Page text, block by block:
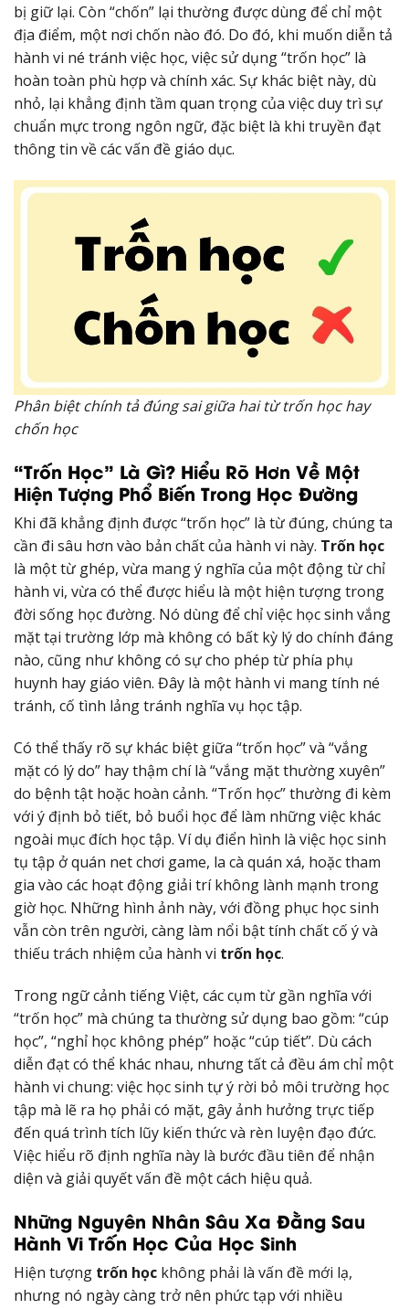
bị giữ lại. Còn “chốn” lại thường được dùng để chỉ một
địa điểm, một nơi chốn nào đó. Do đó, khi muốn diễn tả
hành vi né tránh việc học, việc sử dụng “trốn học” là
hoàn toàn phù hợp và chính xác. Sự khác biệt này, dù
nhỏ, lại khẳng định tầm quan trọng của việc duy trì sự
chuẩn mực trong ngôn ngữ, đặc biệt là khi truyền đạt
thông tin về các vấn đề giáo dục.
Phân biệt chính tả đúng sai giữa hai từ trốn học hay
chốn học
“Trốn Học” Là Gì? Hiểu Rõ Hơn Về Một
Hiện Tượng Phổ Biến Trong Học Đường
Khi đã khẳng định được “trốn học” là từ đúng, chúng ta
cần đi sâu hơn vào bản chất của hành vi này. Trốn học
là một từ ghép, vừa mang ý nghĩa của một động từ chỉ
hành vi, vừa có thể được hiểu là một hiện tượng trong
đời sống học đường. Nó dùng để chỉ việc học sinh vắng
mặt tại trường lớp mà không có bất kỳ lý do chính đáng
nào, cũng như không có sự cho phép từ phía phụ
huynh hay giáo viên. Đây là một hành vi mang tính né
tránh, cố tình lảng tránh nghĩa vụ học tập.
Có thể thấy rõ sự khác biệt giữa “trốn học” và “vắng
mặt có lý do” hay thậm chí là “vắng mặt thường xuyên”
do bệnh tật hoặc hoàn cảnh. “Trốn học” thường đi kèm
với ý định bỏ tiết, bỏ buổi học để làm những việc khác
ngoài mục đích học tập. Ví dụ điển hình là việc học sinh
tụ tập ở quán net chơi game, la cà quán xá, hoặc tham
gia vào các hoạt động giải trí không lành mạnh trong
giờ học. Những hình ảnh này, với đồng phục học sinh
vẫn còn trên người, càng làm nổi bật tính chất cố ý và
thiếu trách nhiệm của hành vi trốn học.
Trong ngữ cảnh tiếng Việt, các cụm từ gần nghĩa với
“trốn học” mà chúng ta thường sử dụng bao gồm: “cúp
học”, “nghỉ học không phép” hoặc “cúp tiết”. Dù cách
diễn đạt có thể khác nhau, nhưng tất cả đều ám chỉ một
hành vi chung: việc học sinh tự ý rời bỏ môi trường học
tập mà lẽ ra họ phải có mặt, gây ảnh hưởng trực tiếp
đến quá trình tích lũy kiến thức và rèn luyện đạo đức.
Việc hiểu rõ định nghĩa này là bước đầu tiên để nhận
diện và giải quyết vấn đề một cách hiệu quả.
Những Nguyên Nhân Sâu Xa Đằng Sau
Hành Vi Trốn Học Của Học Sinh
Hiện tượng trốn học không phải là vấn đề mới lạ,
nhưng nó ngày càng trở nên phức tạp với nhiều